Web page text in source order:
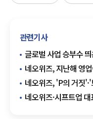
관련기사
글로벌 사업 승부수
확대
네오위즈, 지난해 영
네오위즈, 'P의 거짓
3분기 영업익 310% '
네오위즈·시프트업